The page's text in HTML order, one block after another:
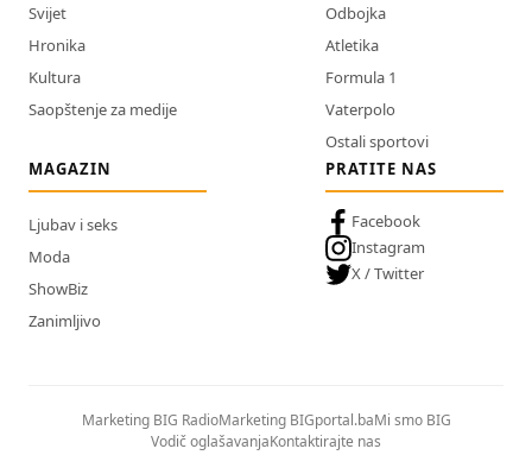
Svijet
Hronika
Kultura
Saopštenje za medije
Odbojka
Atletika
Formula 1
Vaterpolo
Ostali sportovi
MAGAZIN
Ljubav i seks
Moda
ShowBiz
Zanimljivo
PRATITE NAS
Facebook
Instagram
X / Twitter
Marketing BIG RadioMarketing BIGportal.baMi smo BIG
Vodič oglašavanjaKontaktirajte nas